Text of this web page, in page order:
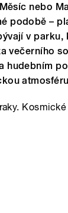
nebo
podobě –
v parku,
večerního
hudebním